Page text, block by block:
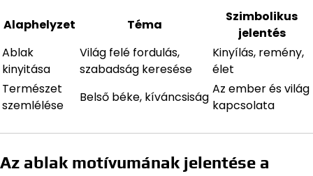
Alaphelyzet Téma
Szimbolikus
jelentés
Ablak
kinyitása
Világ felé fordulás,
szabadság keresése
Kinyílás, remény,
élet
Természet
szemlélése
Belső béke, kíváncsiság
Az ember és világ
kapcsolata
Az ablak motívumának jelentése a